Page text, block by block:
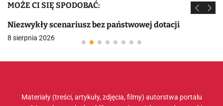
MOŻE CI SIĘ SPODOBAĆ:
Niezwykły scenariusz bez państwowej dotacji
8 sierpnia 2026
Materiały (treści, artykuły, zdjęcia, filmy) autorstwa portalu